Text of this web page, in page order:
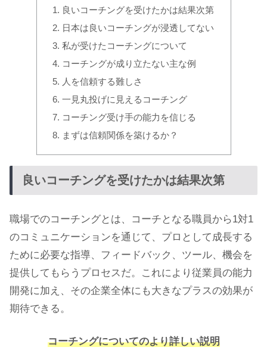
良いコーチングを受けたかは結果次第
日本は良いコーチングが浸透してない
私が受けたコーチングについて
コーチングが成り立たない主な例
人を信頼する難しさ
一見丸投げに見えるコーチング
コーチング受け手の能力を信じる
まずは信頼関係を築けるか？
良いコーチングを受けたかは結果次第
職場でのコーチングとは、コーチとなる職員から1対1
のコミュニケーションを通じて、プロとして成長する
ために必要な指導、フィードバック、ツール、機会を
提供してもらうプロセスだ。これにより従業員の能力
開発に加え、その企業全体にも大きなプラスの効果が
期待できる。
コーチングについてのより詳しい説明